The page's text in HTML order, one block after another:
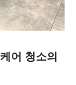
어 청소의